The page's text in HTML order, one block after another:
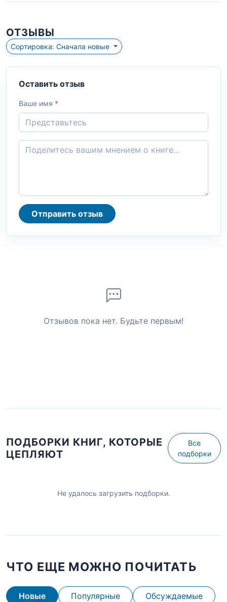
ОТЗЫВЫ
Сортировка: Сначала новые
Оставить отзыв
Ваше имя *
Отправить отзыв
Отзывов пока нет. Будьте первым!
ПОДБОРКИ КНИГ, КОТОРЫЕ
ЦЕПЛЯЮТ
Все
подборки
Не удалось загрузить подборки.
ЧТО ЕЩЕ МОЖНО ПОЧИТАТЬ
Новые Популярные Обсуждаемые